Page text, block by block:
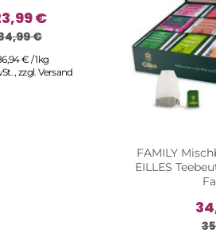
€
€
€ / 1kg
,zzgl.Versand
FAMILY
EILLES